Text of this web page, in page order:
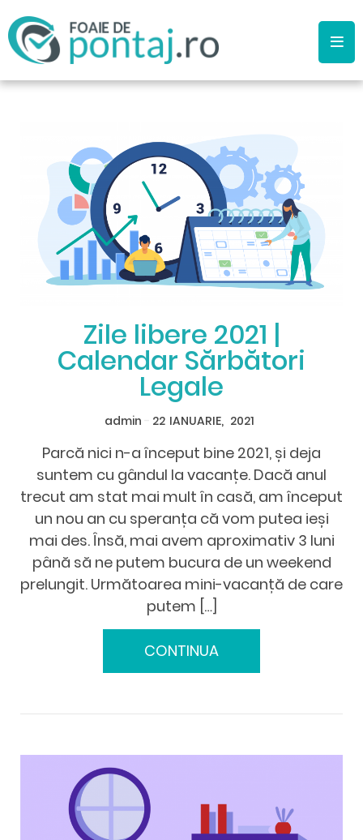
Zile libere 2021 |
Calendar Sărbători
Legale
admin 22 IANUARIE, 2021
Parcă nici n-a început bine 2021, și deja
suntem cu gândul la vacanțe. Dacă anul
trecut am stat mai mult în casă, am început
un nou an cu speranța că vom putea ieși
mai des. Însă, mai avem aproximativ 3 luni
până să ne putem bucura de un weekend
prelungit. Următoarea mini-vacanță de care
putem […]
CONTINUA